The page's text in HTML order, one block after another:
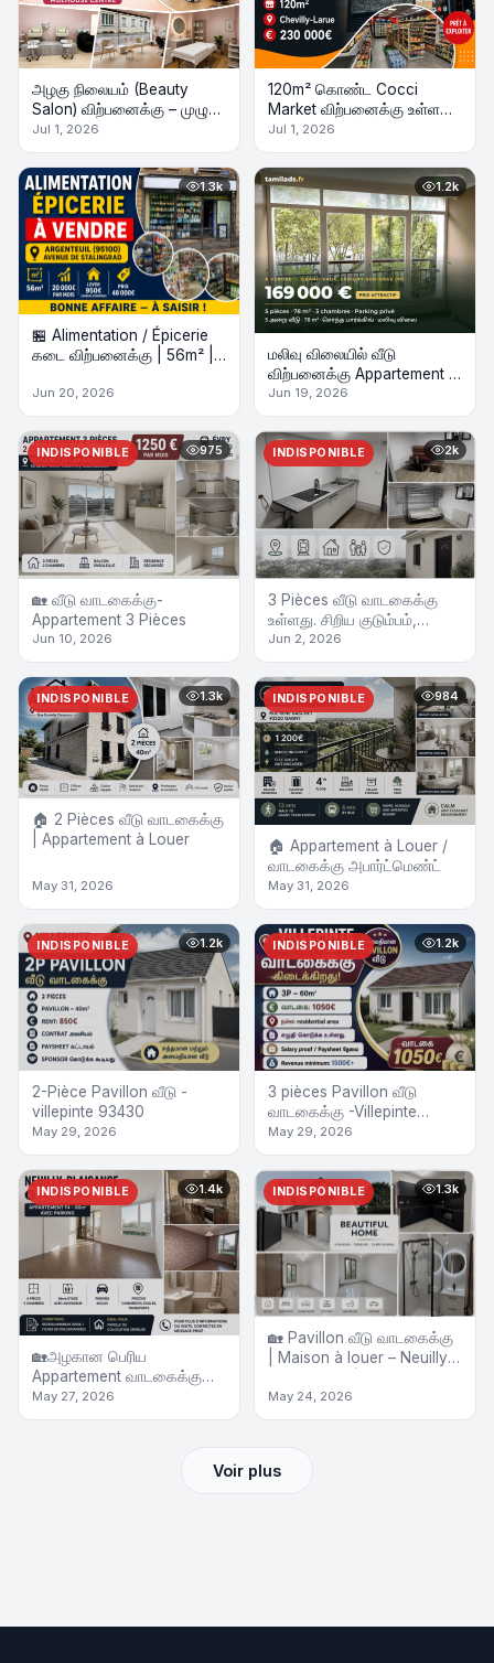
அழகு நிலையம் (Beauty
Salon) விற்பனைக்கு – முழு
உபகரணங்களுடன்!
Jul 1, 2026
120m² கொண்ட Cocci
Market விற்பனைக்கு உள்ளது
- Business for Sale
Jul 1, 2026
1.3k
🏪 Alimentation / Épicerie
கடை விற்பனைக்கு | 56m² |
Jun 20, 2026
1.2k
மலிவு விலையில் வீடு
விற்பனைக்கு Appartement 5
pièces 78 m² + Parking
Jun 19, 2026
INDISPONIBLE 975
🏡 வீடு வாடகைக்கு-
Appartement 3 Pièces
Jun 10, 2026
INDISPONIBLE 2k
3 Pièces வீடு வாடகைக்கு
உள்ளது. சிறிய குடும்பம்,
Couples அல்லது பெண்கள்
மட்டும் தங்க ஏற்றது.
Jun 2, 2026
INDISPONIBLE 1.3k
🏠 2 Pièces வீடு வாடகைக்கு
| Appartement à Louer
May 31, 2026
INDISPONIBLE 984
🏠 Appartement à Louer /
வாடகைக்கு அபார்ட்மெண்ட்
May 31, 2026
INDISPONIBLE 1.2k
2-Pièce Pavillon வீடு -
villepinte 93430
May 29, 2026
INDISPONIBLE 1.2k
3 pièces Pavillon வீடு
வாடகைக்கு -Villepinte
93430
May 29, 2026
INDISPONIBLE 1.4k
🏡அழகான பெரிய
Appartement வாடகைக்கு
உள்ளது avec Parking
May 27, 2026
INDISPONIBLE 1.3k
🏡 Pavillon வீடு வாடகைக்கு
| Maison à louer – Neuilly-
pièces
May 24, 2026
Voir plus